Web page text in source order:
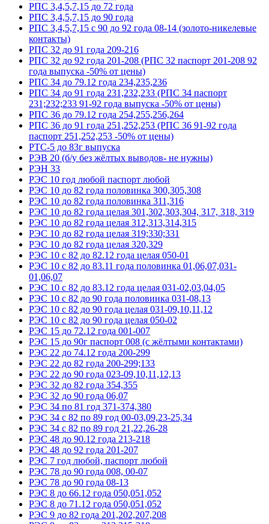
РПС 3,4,5,7,15 до 72 года
РПС 3,4,5,7,15 до 90 года
РПС 3,4,5,7,15 с 90 до 92 года 08-14 (золото-никелевые
контакты)
РПС 32 до 91 года 209-216
РПС 32 до 92 года 201-208 (РПС 32 паспорт 201-208 92
года выпуска -50% от цены)
РПС 34 до 79.12 года 234,235,236
РПС 34 до 91 года 231,232,233 (РПС 34 паспорт
231;232;233 91-92 года выпуска -50% от цены)
РПС 36 до 79.12 года 254,255,256,264
РПС 36 до 91 года 251,252,253 (РПС 36 91-92 года
паспорт 251,252,253 -50% от цены)
РТС-5 до 83г выпуска
РЭВ 20 (б/у без жёлтых выводов- не нужны)
РЭН 33
РЭС 10 год любой паспорт любой
РЭС 10 до 82 года половинка 300,305,308
РЭС 10 до 82 года половинка 311,316
РЭС 10 до 82 года целая 301,302,303,304, 317, 318, 319
РЭС 10 до 82 года целая 312,313,314,315
РЭС 10 до 82 года целая 319;330;331
РЭС 10 до 82 года целая 320,329
РЭС 10 с 82 до 82.12 года целая 050-01
РЭС 10 с 82 до 83.11 года половинка 01,06,07,031-
01,06,07
РЭС 10 с 82 до 83.12 года целая 031-02,03,04,05
РЭС 10 с 82 до 90 года половинка 031-08,13
РЭС 10 с 82 до 90 года целая 031-09,10,11,12
РЭС 10 с 82 до 90 года целая 050-02
РЭС 15 до 72.12 года 001-007
РЭС 15 до 90г паспорт 008 (с жёлтыми контактами)
РЭС 22 до 74.12 года 200-299
РЭС 22 до 82 года 200-299;133
РЭС 22 до 90 года 023-09,10,11,12,13
РЭС 32 до 82 года 354,355
РЭС 32 до 90 года 06,07
РЭС 34 по 81 год 371-374,380
РЭС 34 с 82 по 89 год 00-03,09,23-25,34
РЭС 34 с 82 по 89 год 21,22,26-28
РЭС 48 до 90.12 года 213-218
РЭС 48 до 92 года 201-207
РЭС 7 год любой, паспорт любой
РЭС 78 до 90 года 008, 00-07
РЭС 78 до 90 года 08-13
РЭС 8 до 66.12 года 050,051,052
РЭС 8 до 71.12 года 050,051,052
РЭС 9 до 82 года 201,202,207,208